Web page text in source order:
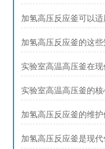
加氢高压反应釜可以
加氢高压反应釜的这
实验室高温高压釜在
实验室高温高压釜的
加氢高压反应釜的维
加氢高压反应釜是现